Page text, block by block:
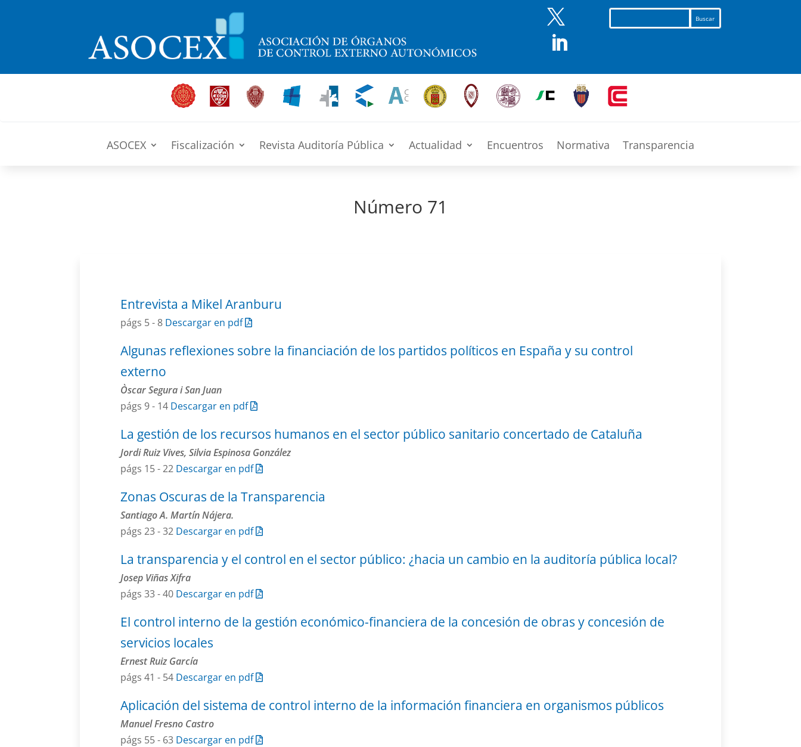


ASOCEX Fiscalización Revista Auditoría Pública Actualidad Encuentros Normativa Transparencia
Número 71
Entrevista a Mikel Aranburu
págs 5 - 8 Descargar en pdf
Algunas reflexiones sobre la financiación de los partidos políticos en España y su control
externo
Òscar Segura i San Juan
págs 9 - 14 Descargar en pdf
La gestión de los recursos humanos en el sector público sanitario concertado de Cataluña
Jordi Ruiz Vives, Silvia Espinosa González
págs 15 - 22 Descargar en pdf
Zonas Oscuras de la Transparencia
Santiago A. Martín Nájera.
págs 23 - 32 Descargar en pdf
La transparencia y el control en el sector público: ¿hacia un cambio en la auditoría pública local?
Josep Viñas Xifra
págs 33 - 40 Descargar en pdf
El control interno de la gestión económico-financiera de la concesión de obras y concesión de
servicios locales
Ernest Ruiz García
págs 41 - 54 Descargar en pdf
Aplicación del sistema de control interno de la información financiera en organismos públicos
Manuel Fresno Castro
págs 55 - 63 Descargar en pdf